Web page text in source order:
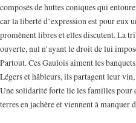
composés de huttes coniques qui
car la liberté d’expression est pour eux
promènent libres et elles discutent. La
ouverte, nul n’ayant le droit de lui
Partout. Ces Gaulois aiment les
Légers et hâbleurs, ils partagent leur
Une solidarité forte lie les familles pour
terres en jachère et viennent à manquer